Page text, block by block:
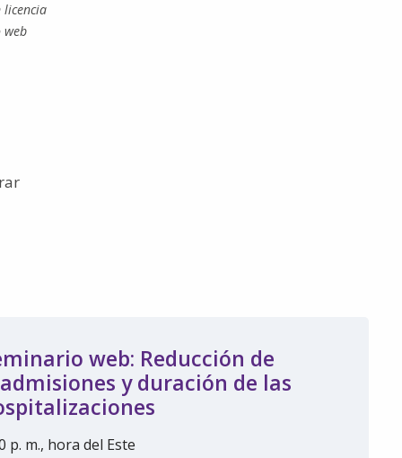
licencia
web
web: Reducción de
y duración de las
p. m., hora del Este